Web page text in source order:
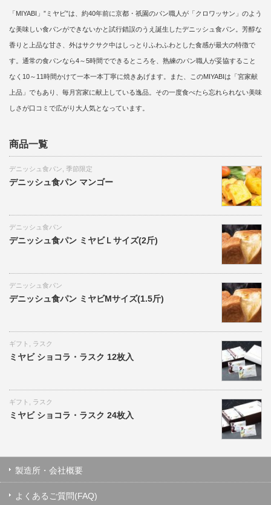
「MIYABI」”ミヤビ”は、約40年前に京都・祇園のパン職人が「クロワッサン」のよう
な美味しい食パンができないかと試行錯誤のうえ誕生したデニッシュ食パン。芳醇な
香りと上品な甘さ、外はサクサク中はしっとりふわふわとした食感が最大の特徴で
す。通常の食パンなら4～5時間でできるところを、熟練のパン職人が妥協すること
なく10～11時間かけて一本一本丁寧に焼きあげます。また、このMIYABIは「宮家献
上品」でもあり、毎月宮家に献上している逸品。その一度食べたら忘れられない美味
しさが口コミで広がり大人気となっています。
商品一覧
デニッシュ食パン 季節限定
デニッシュ食パン マンゴー
デニッシュ食パン
デニッシュ食パン ミヤビＬサイズ(2斤)
デニッシュ食パン
デニッシュ食パン ミヤビMサイズ(1.5斤)
ギフト ラスク
ミヤビ ショコラ・ラスク 12枚入
ギフト ラスク
ミヤビ ショコラ・ラスク 24枚入
製造所・会社概要
よくあるご質問(FAQ)